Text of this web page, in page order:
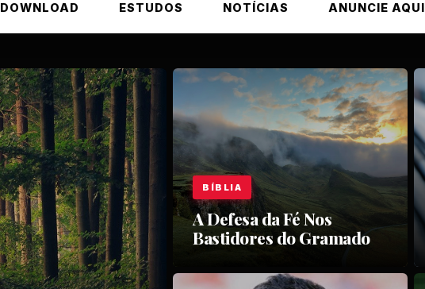
DOWNLOAD ESTUDOS NOTÍCIAS ANUNCIE AQUI
BÍBLIA
A Defesa da Fé Nos
Bastidores do Gramado